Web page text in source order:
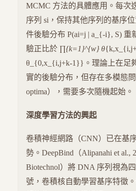
MCMC 方法的具體應用。每次
序列 si，保持其他序列的基序
件後驗分布 P(ai=j | a_{-i}, S) 重
驗正比於 ∏{k=1}^{w} θ
θ_{0,x_{i,j+k-1}}。理論上在足
實的後驗分布，但存在多模態
optima），需要多次隨機起始。
深度學習方法的興起
卷積神經網路（CNN）已在基
勢。DeepBind（Alipanahi et al.,
Biotechnol）將 DNA 序列視為
號，卷積核自動學習基序特徵